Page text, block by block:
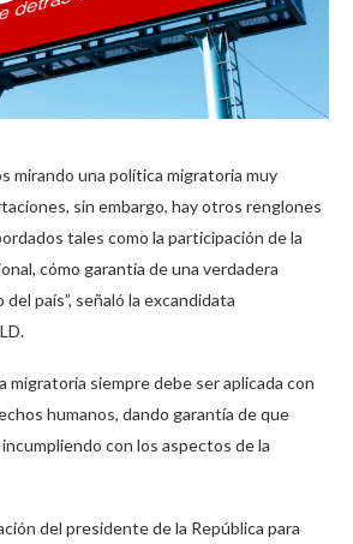
mirando una política migratoria muy
sin embargo, hay otros renglones
tales como la participación de la
cómo garantía de una verdadera
país”, señaló la excandidata
migratoria siempre debe ser aplicada con
humanos, dando garantía de que
con los aspectos de la
del presidente de la República para